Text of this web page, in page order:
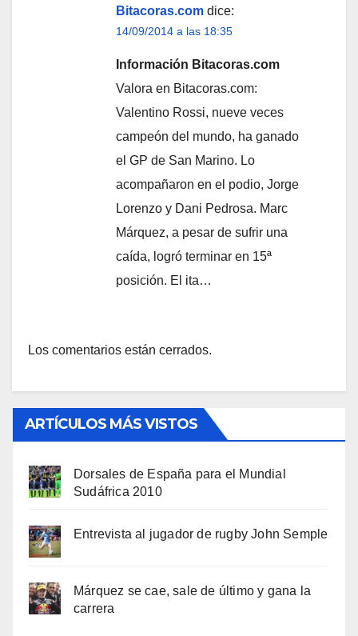
Bitacoras.com dice:
14/09/2014 a las 18:35
Información Bitacoras.com
Valora en Bitacoras.com:
Valentino Rossi, nueve veces
campeón del mundo, ha ganado
el GP de San Marino. Lo
acompañaron en el podio, Jorge
Lorenzo y Dani Pedrosa. Marc
Márquez, a pesar de sufrir una
caída, logró terminar en 15ª
posición. El ita…
Los comentarios están cerrados.
ARTÍCULOS MÁS VISTOS
Dorsales de España para el Mundial
Sudáfrica 2010
Entrevista al jugador de rugby John Semple
Márquez se cae, sale de último y gana la
carrera